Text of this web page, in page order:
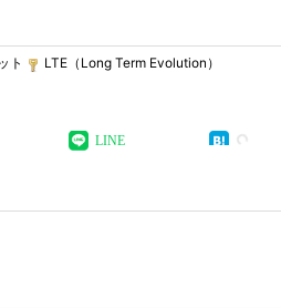
ト
LTE（Long Term Evolution）
LINE